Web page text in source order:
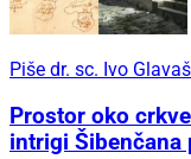
Piše dr. sc. Ivo Glavaš
Prostor oko
intrigi Šibenčana